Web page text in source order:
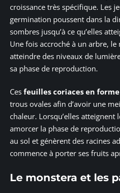
croissance très spécifique. Les
germination poussent dans la
sombres jusqu’à ce qu’elles
Une fois accroché à un arbre,
atteindre des niveaux de
sa phase de reproduction.
Ces feuilles coriaces en
trous ovales afin d’avoir une
chaleur. Lorsqu’elles
amorcer la phase de
au sol et génèrent des racines
commence à porter ses fruits
Le monstera et les